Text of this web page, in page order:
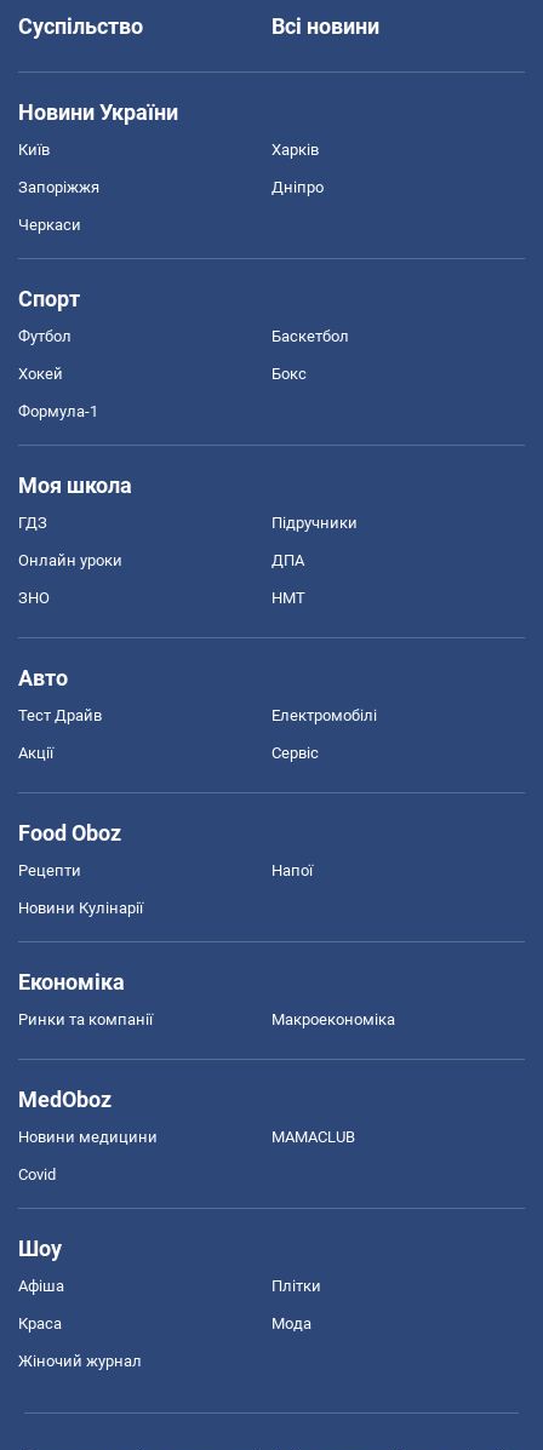
Суспільство
Всі новини
Новини України
Київ Харків
Запоріжжя Дніпро
Черкаси
Спорт
Футбол Баскетбол
Хокей Бокс
Формула-1
Моя школа
ГДЗ Підручники
Онлайн уроки ДПА
ЗНО НМТ
Авто
Тест Драйв Електромобілі
Акції Сервіс
Food Oboz
Рецепти Напої
Новини Кулінарії
Економіка
Ринки та компанії Макроекономіка
MedOboz
Новини медицини MAMACLUB
Covid
Шоу
Афіша Плітки
Краса Мода
Жіночий журнал